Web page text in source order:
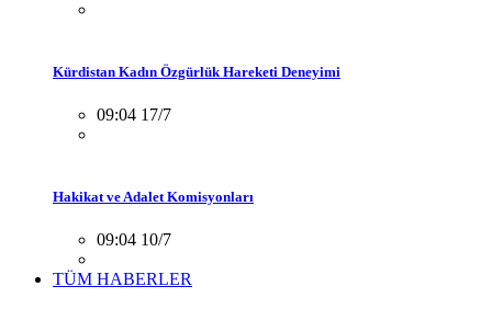
Kürdistan Kadın Özgürlük Hareketi Deneyimi
09:04 17/7
Hakikat ve Adalet Komisyonları
09:04 10/7
TÜM HABERLER